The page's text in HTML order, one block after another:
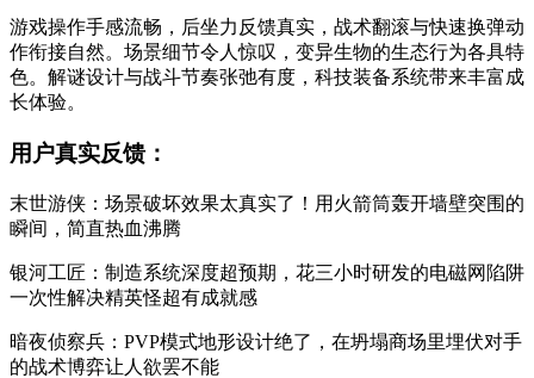
游戏操作手感流畅，后坐力反馈真实，战术翻滚与快速换弹动
作衔接自然。场景细节令人惊叹，变异生物的生态行为各具特
色。解谜设计与战斗节奏张弛有度，科技装备系统带来丰富成
长体验。
用户真实反馈：
末世游侠：场景破坏效果太真实了！用火箭筒轰开墙壁突围的
瞬间，简直热血沸腾
银河工匠：制造系统深度超预期，花三小时研发的电磁网陷阱
一次性解决精英怪超有成就感
暗夜侦察兵：PVP模式地形设计绝了，在坍塌商场里埋伏对手
的战术博弈让人欲罢不能